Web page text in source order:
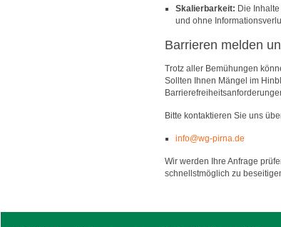
Skalierbarkeit: Die
und ohne
Barrieren melden
Trotz aller Bemühungen
Sollten Ihnen Mängel im
Bitte kontaktieren Sie uns
info@wg-pirna.de
Wir werden Ihre Anfrage
schnellstmöglich zu